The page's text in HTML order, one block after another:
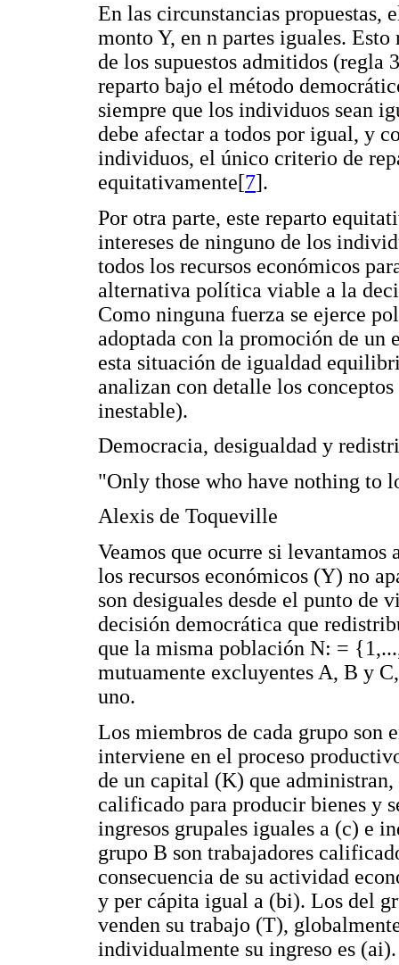
En las circunstancias propuestas,
monto Y, en n partes iguales.
de los supuestos admitidos
reparto bajo el método
siempre que los individuos sean
debe afectar a todos por igual, y
individuos, el único criterio de
equitativamente[7].
Por otra parte, este reparto
intereses de ninguno de los
todos los recursos económicos
alternativa política viable a la
Como ninguna fuerza se ejerce
adoptada con la promoción de un
esta situación de igualdad
analizan con detalle los
inestable).
Democracia, desigualdad y
"Only those who have nothing to
Alexis de Toqueville
Veamos que ocurre si levantamos
los recursos económicos (Y) no
son desiguales desde el punto de
decisión democrática que
que la misma población N: =
mutuamente excluyentes A, B y
uno.
Los miembros de cada grupo son
interviene en el proceso
de un capital (K) que
calificado para producir bienes y
ingresos grupales iguales a (c) e
grupo B son trabajadores
consecuencia de su actividad
y per cápita igual a (bi). Los del
venden su trabajo (T),
individualmente su ingreso es (ai).